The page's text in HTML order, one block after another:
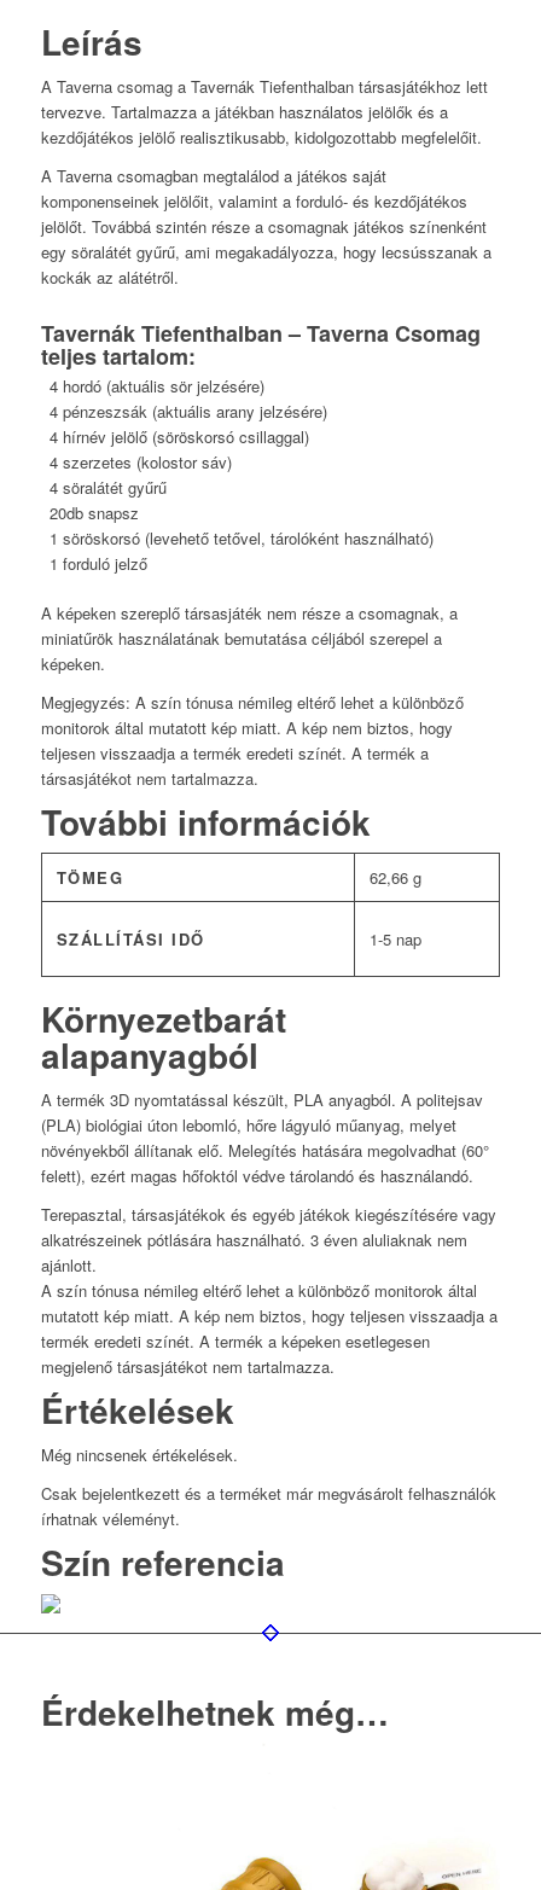
Leírás
A Taverna csomag a Tavernák Tiefenthalban társasjátékhoz lett
tervezve. Tartalmazza a játékban használatos jelölők és a
kezdőjátékos jelölő realisztikusabb, kidolgozottabb megfelelőit.
A Taverna csomagban megtalálod a játékos saját
komponenseinek jelölőit, valamint a forduló- és kezdőjátékos
jelölőt. Továbbá szintén része a csomagnak játékos színenként
egy söralátét gyűrű, ami megakadályozza, hogy lecsússzanak a
kockák az alátétről.
Tavernák Tiefenthalban – Taverna Csomag
teljes tartalom:
4 hordó (aktuális sör jelzésére)
4 pénzeszsák (aktuális arany jelzésére)
4 hírnév jelölő (söröskorsó csillaggal)
4 szerzetes (kolostor sáv)
4 söralátét gyűrű
20db snapsz
1 söröskorsó (levehető tetővel, tárolóként használható)
1 forduló jelző
A képeken szereplő társasjáték nem része a csomagnak, a
miniatűrök használatának bemutatása céljából szerepel a
képeken.
Megjegyzés: A szín tónusa némileg eltérő lehet a különböző
monitorok által mutatott kép miatt. A kép nem biztos, hogy
teljesen visszaadja a termék eredeti színét. A termék a
társasjátékot nem tartalmazza.
További információk
TÖMEG 62,66 g
SZÁLLÍTÁSI IDŐ 1-5 nap
Környezetbarát
alapanyagból
A termék 3D nyomtatással készült, PLA anyagból. A politejsav
(PLA) biológiai úton lebomló, hőre lágyuló műanyag, melyet
növényekből állítanak elő. Melegítés hatására megolvadhat (60°
felett), ezért magas hőfoktól védve tárolandó és használandó.
Terepasztal, társasjátékok és egyéb játékok kiegészítésére vagy
alkatrészeinek pótlására használható. 3 éven aluliaknak nem
ajánlott.
A szín tónusa némileg eltérő lehet a különböző monitorok által
mutatott kép miatt. A kép nem biztos, hogy teljesen visszaadja a
termék eredeti színét. A termék a képeken esetlegesen
megjelenő társasjátékot nem tartalmazza.
Értékelések
Még nincsenek értékelések.
Csak bejelentkezett és a terméket már megvásárolt felhasználók
írhatnak véleményt.
Szín referencia
Érdekelhetnek még…